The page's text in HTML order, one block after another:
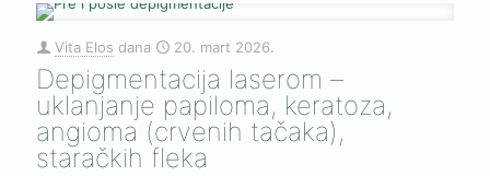
Vita Elos dana 20. mart 2026.
Depigmentacija laserom –
uklanjanje papiloma, keratoza,
angioma (crvenih tačaka),
staračkih fleka